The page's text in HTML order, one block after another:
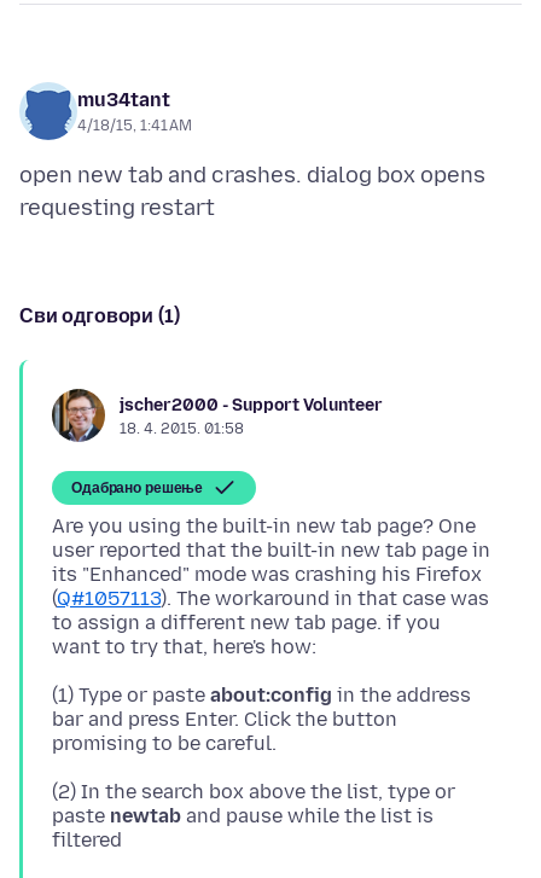
mu34tant
4/18/15, 1:41 AM
open new tab and crashes. dialog box opens
Сви одговори (1)
jscher2000 - Support Volunteer
18. 4. 2015. 01:58
Одабрано решење
Are you using the built-in new tab page? One
user reported that the built-in new tab page in
its "Enhanced" mode was crashing his Firefox
(Q#1057113). The workaround in that case was
to assign a different new tab page. if you
(1) Type or paste about:config in the address
bar and press Enter. Click the button
(2) In the search box above the list, type or
paste newtab and pause while the list is